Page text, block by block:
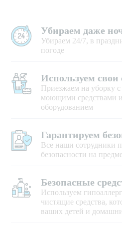
Убираем даже
Убираем 24/7, в
погоде
Используем свои
Приезжаем на уборку
моющими средствами
оборудованием
Гарантируем
Все наши сотрудники
безопасности на
Безопасные
Используем
чистящие средства,
ваших детей и